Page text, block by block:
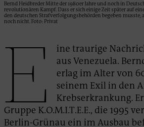
Bernd Heidbreder Mitte der 1980er Jahre und noch in
revolutionären Kampf. Dass er sich einige Zeit später auf
den deutschen Strafverfolgungsbehörden begeben musste,
noch nicht. Foto: Privat
E
ine traurige
aus Venezuela.
erlag im Alter von
seinem Exil in den
Krebserkrankung.
Gruppe K.O.M.I.T.E.E., die 1995
Berlin-Grünau ein im Ausbau